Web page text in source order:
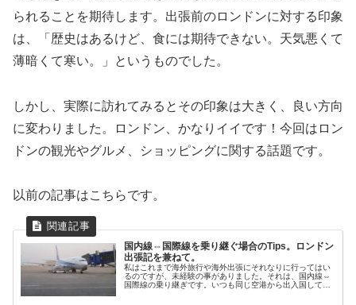
られることを期待します。出張前のロンドンに対する印象
は、「歴史はあるけど、食には期待できない。天気悪くて
薄暗くて寒い。」というものでした。
しかし、実際に訪れてみるとその印象は大きく、良い方向
に変わりました。ロンドン、かなりイイです！今回はロン
ドンの観光やグルメ、ショッピングに関する話題です。
以前の記事はこちらです。
国内線⇔国際線を乗り継ぐ場合のTips。ロンドン
出張記を兼ねて。
私はこれまで海外旅行や海外出張にそれなりに行ってはい
るのですが、未経験の事がありました。それは、国内線⇔
国際線の乗り継ぎです。いつも同じ空港から出入国してい